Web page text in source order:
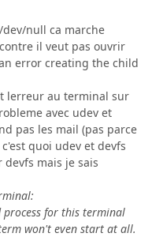
null ca marche
il veut pas ouvrir
error creating the child
lerreur au terminal sur
avec udev et
pas les mail (pas parce
quoi udev et devfs
mais je sais
for this terminal
won't even start at all.